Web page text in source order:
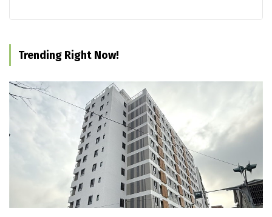
Trending Right Now!